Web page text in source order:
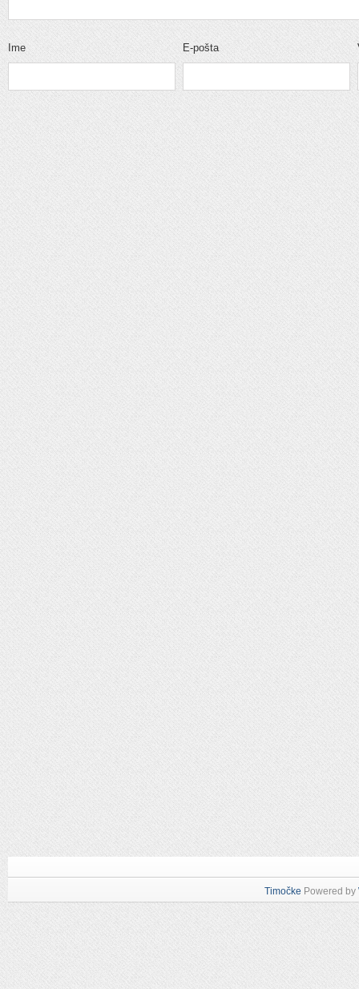
Ime E-pošta
Timočke Powered by